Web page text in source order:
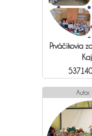
Prváčikovia
Autor: